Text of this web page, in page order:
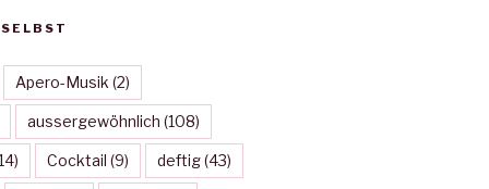
Apero-Musik (2)
aussergewöhnlich (108)
Cocktail (9) deftig(43)